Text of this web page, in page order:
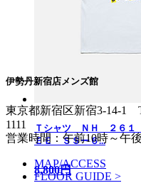
Ｔシャツ ＮＨ ２６
ＥＥ ＳＳー６...
8,800円
伊勢丹新宿店メンズ館
東京都新宿区新宿3-14-1
1111
営業時間：午前10時～午
MAP/ACCESS
FLOOR GUIDE >